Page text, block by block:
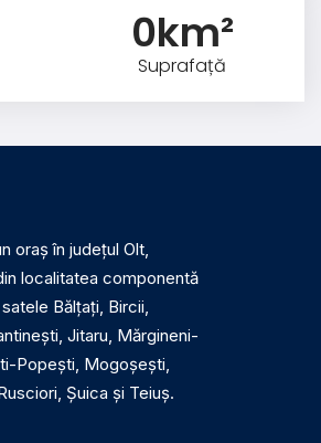
Suprafață
0km²
oraș în județul Olt,
localitatea componentă
Bălțați, Bircii,
Jitaru, Mărgineni-
Popești, Mogoșești,
Șuica și Teiuș.